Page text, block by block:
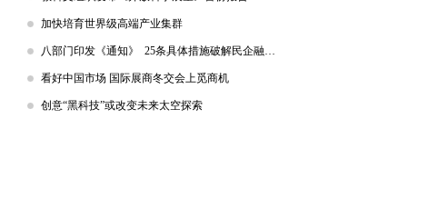
加快培育世界级高端产业集群
八部门印发《通知》 25条具体措施破解民企融资难题
看好中国市场 国际展商冬交会上觅商机
创意“黑科技”或改变未来太空探索